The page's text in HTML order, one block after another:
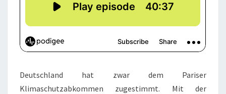
Deutschland hat zwar dem Pariser
Klimaschutzabkommen zugestimmt. Mit der